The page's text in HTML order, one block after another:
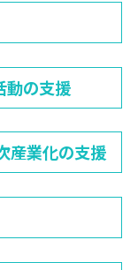
動の支援
産業化の支援